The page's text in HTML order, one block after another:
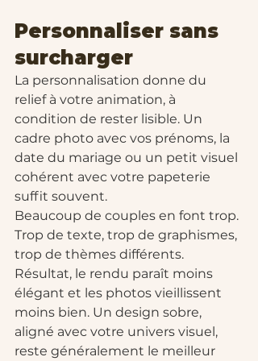
Personnaliser sans
surcharger
La personnalisation donne du
relief à votre animation, à
condition de rester lisible. Un
cadre photo avec vos prénoms, la
date du mariage ou un petit visuel
cohérent avec votre papeterie
suffit souvent.
Beaucoup de couples en font trop.
Trop de texte, trop de graphismes,
trop de thèmes différents.
Résultat, le rendu paraît moins
élégant et les photos vieillissent
moins bien. Un design sobre,
aligné avec votre univers visuel,
reste généralement le meilleur